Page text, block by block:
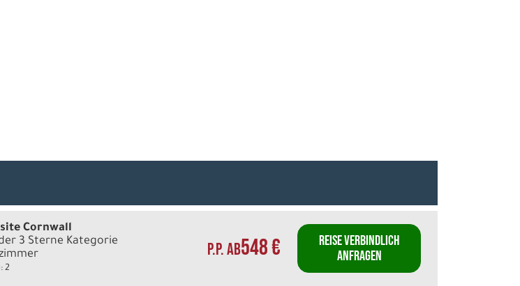
Cornwall
3 Sterne Kategorie
2
P.P. AB548 €
REISE VERBINDLICH
ANFRAGEN